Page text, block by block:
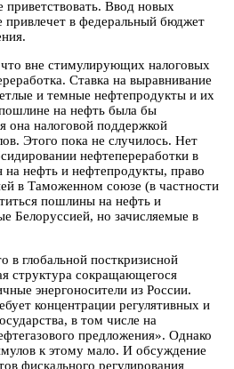
приветствовать. Ввод новых
в федеральный бюджет
вне стимулирующих налоговых
Ставка на выравнивание
и темные нефтепродукты и их
на нефть была бы
она налоговой поддержкой
Этого пока не случилось. Нет
нефтепереработки в
нефть и нефтепродукты, право
в Таможенном союзе (в частности
пошлины на нефть и
Белоруссией, но зачисляемые в
в глобальной посткризисной
структура сокращающегося
энергоносители из России.
концентрации регулятивных и
в том числе на
предложения». Однако
к этому мало. И обсуждение
фискального регулирования